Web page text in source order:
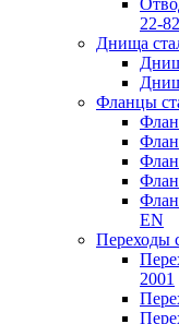
22-82
Днища
Фланцы
EN
Переходы
2001